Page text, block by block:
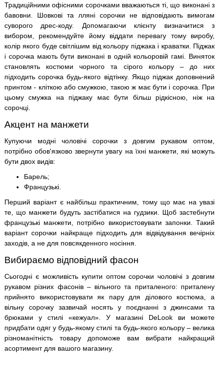
Традиційними офісними сорочками вважаються ті, що виконані з
бавовни. Шовкові та лляні сорочки не відповідають вимогам
суворого дрес-коду. Допомагаючи клієнту визначитися з
вибором, рекомендуйте йому віддати перевагу тому виробу,
колір якого буде світлішим від кольору піджака і краватки. Піджак
і сорочка мають бути виконані в одній кольоровій гамі. Виняток
становлять костюми чорного та сірого кольору – до них
підходить сорочка будь-якого відтінку. Якщо піджак доповнений
принтом - кліткою або смужкою, такою ж має бути і сорочка. При
цьому смужка на піджаку має бути більш рідкісною, ніж на
сорочці.
Акцент на манжети
Купуючи модні чоловічі сорочки з довгим рукавом оптом,
потрібно обов'язково звернути увагу на їхні манжети, які можуть
бути двох видів:
Барель;
Французькі.
Перший варіант є найбільш практичним, тому що має на увазі
те, що манжети будуть застібатися на гудзики. Щоб застебнути
французькі манжети, потрібно використовувати запонки. Такий
варіант сорочки найкраще підходить для відвідування вечірніх
заходів, а не для повсякденного носіння.
Вибираємо відповідний фасон
Сьогодні є можливість купити оптом сорочки чоловічі з довгим
рукавом різних фасонів – вільного та приталеного: приталену
прийнято використовувати як пару для ділового костюма, а
вільну сорочку зазвичай носять у поєднанні з джинсами та
брюками у стилі «кежуал». У магазині DeLook ви можете
придбати одяг у будь-якому стилі та будь-якого кольору – велика
різноманітність товару допоможе вам вибрати найкращий
асортимент для вашого магазину.